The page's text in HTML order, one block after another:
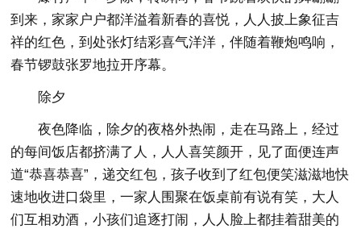
到来，家家户户都洋溢着新春的喜悦，人人披上象征吉
祥的红色，到处张灯结彩喜气洋洋，伴随着鞭炮鸣响，
春节锣鼓张罗地拉开序幕。
除夕
夜色降临，除夕的夜格外热闹，走在马路上，经过
的每间饭店都挤满了人，人人喜笑颜开，见了面便连声
道“恭喜恭喜”，递交红包，孩子收到了红包便笑滋滋地快
速地收进口袋里，一家人围聚在饭桌前有说有笑，大人
们互相劝酒，小孩们追逐打闹，人人脸上都挂着甜美的